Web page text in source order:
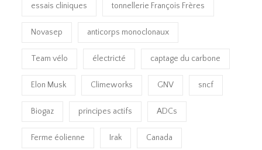
essais cliniques tonnellerie François Frères
Novasep anticorps monoclonaux
Team vélo électricté captage du carbone
Elon Musk Climeworks GNV sncf
Biogaz principes actifs ADCs
Ferme éolienne Irak Canada